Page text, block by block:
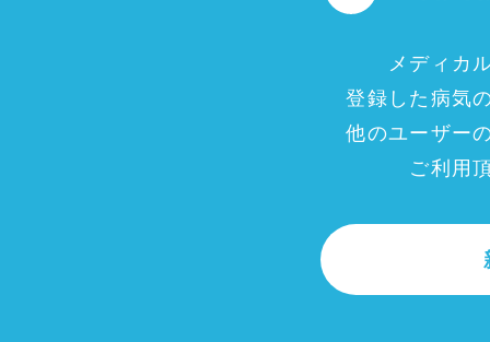
メディカ
登録した病気
他のユーザー
ご利用